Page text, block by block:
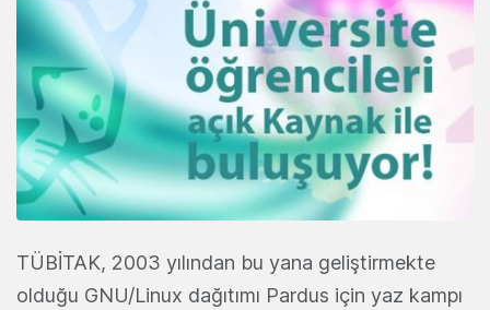
TÜBİTAK, 2003 yılından bu yana geliştirmekte
olduğu GNU/Linux dağıtımı Pardus için yaz kampı